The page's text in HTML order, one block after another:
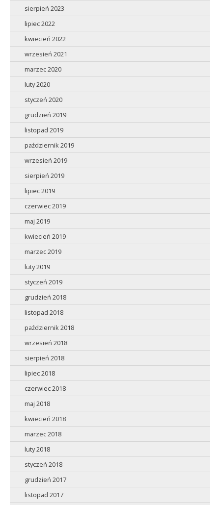
sierpień 2023
lipiec 2022
kwiecień 2022
wrzesień 2021
marzec 2020
luty 2020
styczeń 2020
grudzień 2019
listopad 2019
październik 2019
wrzesień 2019
sierpień 2019
lipiec 2019
czerwiec 2019
maj 2019
kwiecień 2019
marzec 2019
luty 2019
styczeń 2019
grudzień 2018
listopad 2018
październik 2018
wrzesień 2018
sierpień 2018
lipiec 2018
czerwiec 2018
maj 2018
kwiecień 2018
marzec 2018
luty 2018
styczeń 2018
grudzień 2017
listopad 2017